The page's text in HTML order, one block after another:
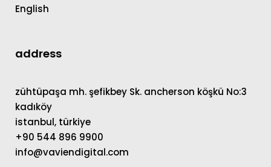
English
address
zühtüpaşa mh. şefikbey Sk. ancherson köşkü No:3
kadıköy
istanbul, türkiye
+90 544 896 9900
info@vaviendigital.com